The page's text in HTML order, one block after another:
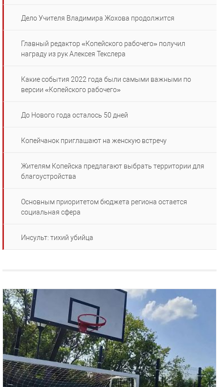
Дело Учителя Владимира Жохова продолжится
Главный редактор «Копейского рабочего» получил
награду из рук Алексея Текслера
Какие события 2022 года были самыми важными по
версии «Копейского рабочего»
До Нового года осталось 50 дней
Копейчанок приглашают на женскую встречу
Жителям Копейска предлагают выбрать территории для
благоустройства
Основным приоритетом бюджета региона остается
социальная сфера
Инсульт: тихий убийца